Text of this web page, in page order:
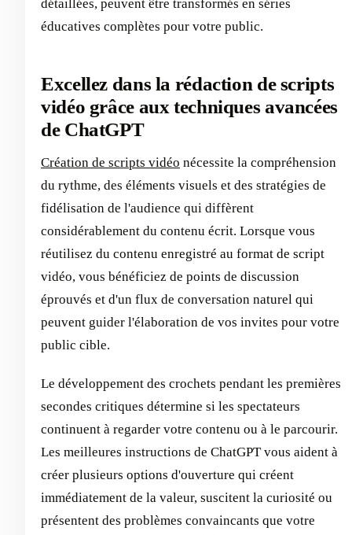
détaillées, peuvent être transformés en séries
éducatives complètes pour votre public.
Excellez dans la rédaction de scripts
vidéo grâce aux techniques avancées
de ChatGPT
Création de scripts vidéo nécessite la compréhension
du rythme, des éléments visuels et des stratégies de
fidélisation de l'audience qui diffèrent
considérablement du contenu écrit. Lorsque vous
réutilisez du contenu enregistré au format de script
vidéo, vous bénéficiez de points de discussion
éprouvés et d'un flux de conversation naturel qui
peuvent guider l'élaboration de vos invites pour votre
public cible.
Le développement des crochets pendant les premières
secondes critiques détermine si les spectateurs
continuent à regarder votre contenu ou à le parcourir.
Les meilleures instructions de ChatGPT vous aident à
créer plusieurs options d'ouverture qui créent
immédiatement de la valeur, suscitent la curiosité ou
présentent des problèmes convaincants que votre